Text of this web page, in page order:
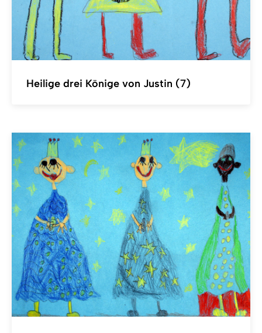
Heilige drei Könige von Justin (7)